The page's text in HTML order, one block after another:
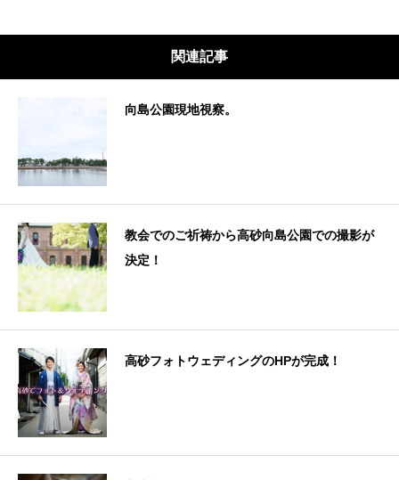
関連記事
向島公園現地視察。
教会でのご祈祷から高砂向島公園での撮影が
決定！
高砂フォトウェディングのHPが完成！